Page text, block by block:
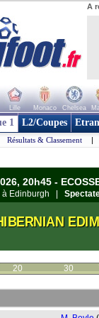
A
Lille Monaco Chelsea
1 L2/Coupes
Résultats & Classement |
20h45 -
à Edinburgh |
20 30